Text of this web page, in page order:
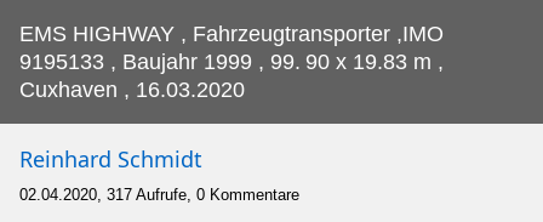
EMS HIGHWAY , Fahrzeugtransporter ,IMO
9195133 , Baujahr 1999 , 99. 90 x 19.83 m ,
Cuxhaven , 16.03.2020
Reinhard Schmidt
02.04.2020, 317 Aufrufe, 0 Kommentare